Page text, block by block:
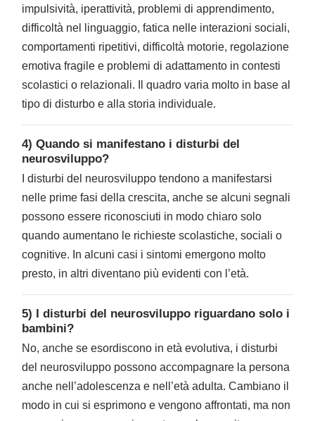
impulsività, iperattività, problemi di apprendimento,
difficoltà nel linguaggio, fatica nelle interazioni sociali,
comportamenti ripetitivi, difficoltà motorie, regolazione
emotiva fragile e problemi di adattamento in contesti
scolastici o relazionali. Il quadro varia molto in base al
tipo di disturbo e alla storia individuale.
4) Quando si manifestano i disturbi del
neurosviluppo?
I disturbi del neurosviluppo tendono a manifestarsi
nelle prime fasi della crescita, anche se alcuni segnali
possono essere riconosciuti in modo chiaro solo
quando aumentano le richieste scolastiche, sociali o
cognitive. In alcuni casi i sintomi emergono molto
presto, in altri diventano più evidenti con l’età.
5) I disturbi del neurosviluppo riguardano solo i
bambini?
No, anche se esordiscono in età evolutiva, i disturbi
del neurosviluppo possono accompagnare la persona
anche nell’adolescenza e nell’età adulta. Cambiano il
modo in cui si esprimono e vengono affrontati, ma non